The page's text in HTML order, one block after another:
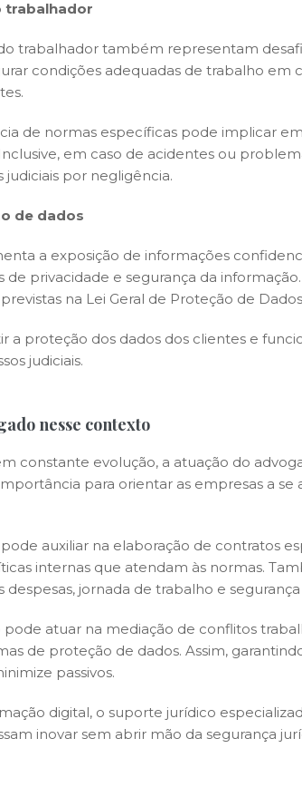
trabalhador
trabalhador também representam
condições adequadas de trabalho em
de normas específicas pode implicar
em caso de acidentes ou
judiciais por negligência.
de dados
a exposição de informações
privacidade e segurança da
na Lei Geral de Proteção de
a proteção dos dados dos clientes e
judiciais.
nesse contexto
constante evolução, a atuação do
para orientar as empresas a se
auxiliar na elaboração de contratos
internas que atendam às normas.
despesas, jornada de trabalho e
atuar na mediação de conflitos
de proteção de dados. Assim,
passivos.
digital, o suporte jurídico
inovar sem abrir mão da segurança